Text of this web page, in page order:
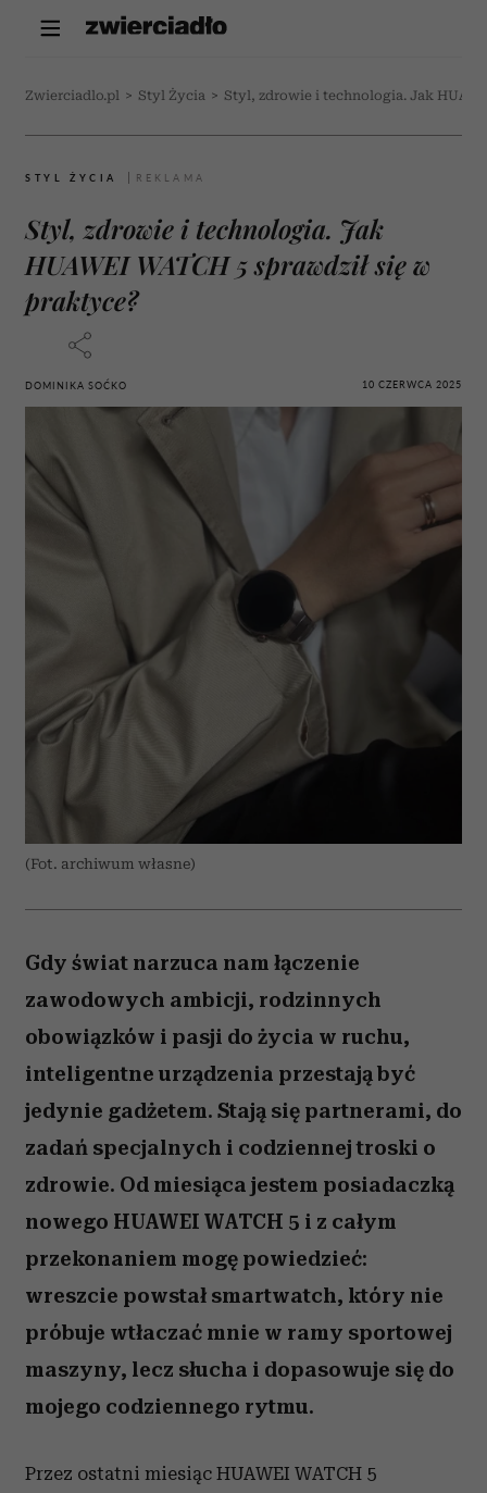
Zwierciadlo.pl > Styl Życia > Styl, zdrowie i technologia. Jak
STYL ŻYCIA
Styl, zdrowie i technologia. Jak
HUAWEI WATCH 5 sprawdził się w
praktyce?
DOMINIKA SOĆKO 10 CZERWCA 2025
(Fot. archiwum własne)
Gdy świat narzuca nam łączenie
zawodowych ambicji, rodzinnych
obowiązków i pasji do życia w ruchu,
inteligentne urządzenia przestają być
jedynie gadżetem. Stają się partnerami, do
zadań specjalnych i codziennej troski o
zdrowie. Od miesiąca jestem posiadaczką
nowego HUAWEI WATCH 5 i z całym
przekonaniem mogę powiedzieć:
wreszcie powstał smartwatch, który nie
próbuje wtłaczać mnie w ramy sportowej
maszyny, lecz słucha i dopasowuje się do
mojego codziennego rytmu.
Przez ostatni miesiąc HUAWEI WATCH 5